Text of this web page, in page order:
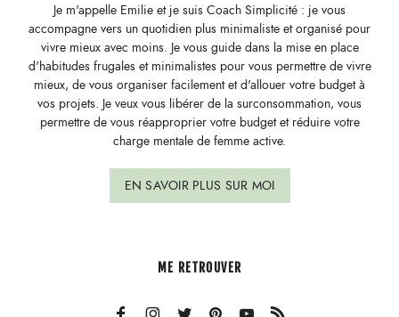
Je m'appelle Emilie et je suis Coach Simplicité : je vous
accompagne vers un quotidien plus minimaliste et organisé pour
vivre mieux avec moins. Je vous guide dans la mise en place
d'habitudes frugales et minimalistes pour vous permettre de vivre
mieux, de vous organiser facilement et d'allouer votre budget à
vos projets. Je veux vous libérer de la surconsommation, vous
permettre de vous réapproprier votre budget et réduire votre
charge mentale de femme active.
EN SAVOIR PLUS SUR MOI
ME RETROUVER